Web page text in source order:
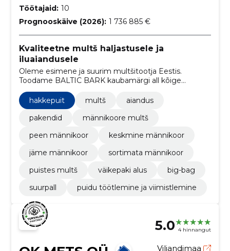
Töötajaid: 10
Prognooskäive (2026): 1 736 885 €
Kvaliteetne multš haljastusele ja
iluaiandusele
Oleme esimene ja suurim multšitootja Eestis.
Toodame BALTIC BARK kaubamärgi all kõige
paremate omadustega orgaanilisi multše - puukoort
ja hakkepuitu
hakkepuit multš
aiandus
pakendid
männikoore multš
peen männikoor
keskmine männikoor
jäme männikoor
sortimata männikoor
puistes multš
väikepaki alus
big-bag
suurpall
puidu töötlemine ja viimistlemine
5.0 4 hinnangut
Viljandimaa